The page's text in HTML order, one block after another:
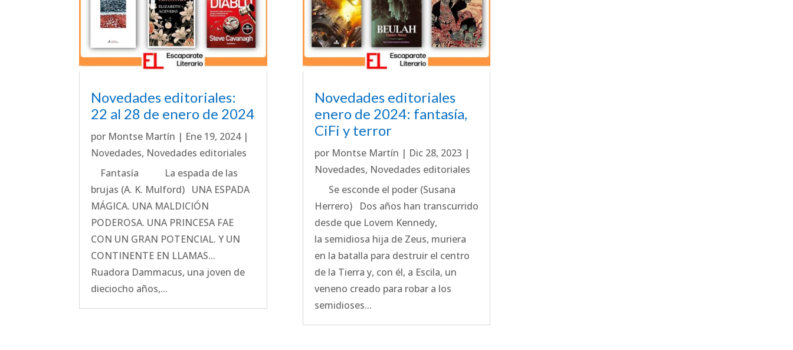
Novedades editoriales:
22 al 28 de enero de 2024
por Montse Martín | Ene 19, 2024|
Novedades, Novedades editoriales
Fantasía La espada de las
brujas (A. K. Mulford) UNA ESPADA
MÁGICA. UNA MALDICIÓN
PODEROSA. UNA PRINCESA FAE
CON UN GRAN POTENCIAL. Y UN
CONTINENTE EN LLAMAS...
Ruadora Dammacus, una joven de
dieciocho años,...
Novedades editoriales
enero de 2024: fantasía,
CiFi y terror
por Montse Martín | Dic 28, 2023 |
Novedades, Novedades editoriales
Se esconde el poder (Susana
Herrero) Dos años han transcurrido
desde que Lovem Kennedy,
la semidiosa hija de Zeus, muriera
en la batalla para destruir el centro
de la Tierra y, con él, a Escila, un
veneno creado para robar a los
semidioses...